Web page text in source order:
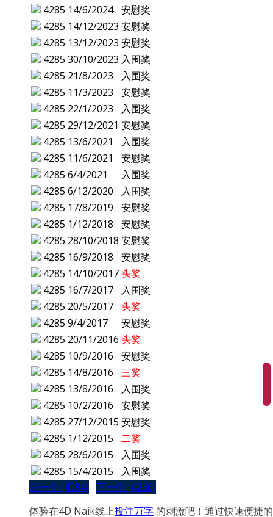
4285 14/6/2024 安慰奖
4285 14/12/2023 安慰奖
4285 13/12/2023 安慰奖
4285 30/10/2023 入围奖
4285 21/8/2023
入围奖
4285 11/3/2023
安慰奖
4285 22/1/2023
入围奖
4285 29/12/2021 安慰奖
4285 13/6/2021
入围奖
4285 11/6/2021
安慰奖
4285 6/4/2021
入围奖
4285 6/12/2020
入围奖
4285 17/8/2019
安慰奖
4285 1/12/2018
安慰奖
4285 28/10/2018 安慰奖
4285 16/9/2018
安慰奖
4285 14/10/2017头奖
4285 16/7/2017
入围奖
4285 20/5/2017 头奖
4285 9/4/2017
安慰奖
4285 20/11/2016 头奖
4285 10/9/2016
安慰奖
4285 14/8/2016
三奖
4285 13/8/2016
入围奖
4285 10/2/2016
安慰奖
4285 27/12/2015 安慰奖
4285 1/12/2015
二奖
4285 28/6/2015
入围奖
4285 15/4/2015
入围奖
是一个 (4284) 下一个 (4286)
体验在4D Naik线上投注万字 的刺激吧！通过快速便捷